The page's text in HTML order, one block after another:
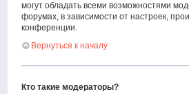
могут обладать всеми возможностями
форумах, в зависимости от настроек,
конференции.
Вернуться к началу
Кто такие модераторы?